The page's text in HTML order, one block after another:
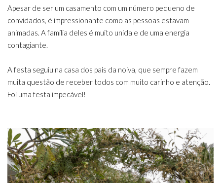
Apesar de ser um casamento com um número pequeno de
convidados, é impressionante como as pessoas estavam
animadas. A família deles é muito unida e de uma energia
contagiante.
A festa seguiu na casa dos pais da noiva, que sempre fazem
muita questão de receber todos com muito carinho e atenção.
Foi uma festa impecável!